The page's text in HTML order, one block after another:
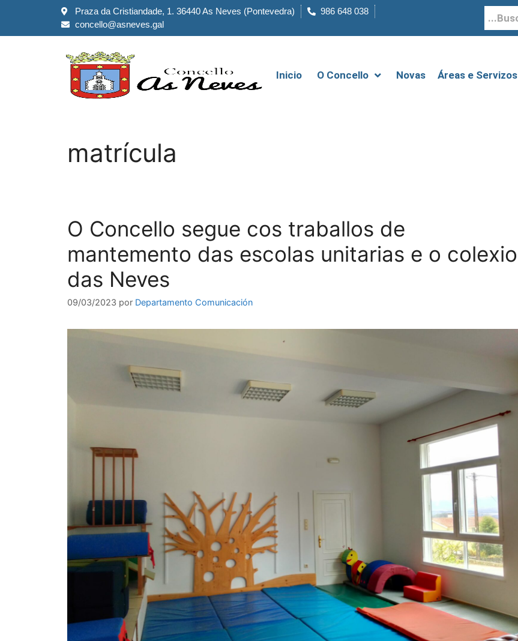
Praza da Cristiandade, 1. 36440 As Neves (Pontevedra)
986 648 038
concello@asneves.gal
Inicio O Concello Novas Áreas e Servizos
matrícula
O Concello segue cos traballos de
mantemento das escolas unitarias e o colexio
das Neves
09/03/2023 por Departamento Comunicación